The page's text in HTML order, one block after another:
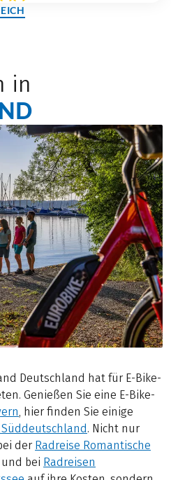
in
Deutschland hat für E-Bike-
Genießen Sie eine E-Bike-
, hier finden Sie einige
. Nicht nur
der Radreise Romantische
und bei Radreisen